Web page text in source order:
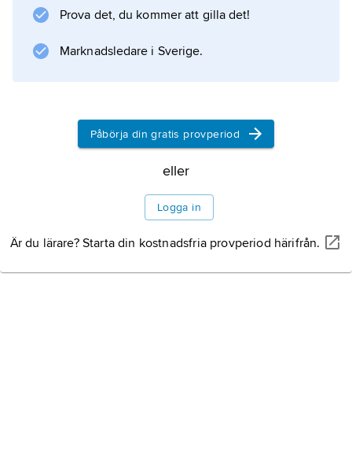
Prova det, du kommer att gilla det!
Marknadsledare i Sverige.
Påbörja din gratis provperiod
eller
Logga in
Är du lärare? Starta din kostnadsfria provperiod härifrån.